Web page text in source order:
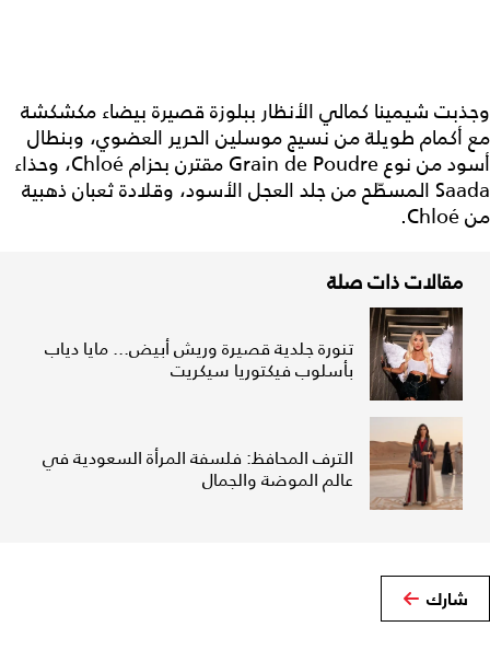
وجذبت شيمينا كمالي الأنظار ببلوزة قصيرة بيضاء مكشكشة
مع أكمام طويلة من نسيج موسلين الحرير العضوي، وبنطال
أسود من نوع Grain de Poudre مقترن بحزام Chloé، وحذاء
Saada المسطّح من جلد العجل الأسود، وقلادة ثعبان ذهبية
من Chloé.
مقالات ذات صلة
تنورة جلدية قصيرة وريش أبيض... مايا دياب
بأسلوب فيكتوريا سيكريت
الترف المحافظ: فلسفة المرأة السعودية في
عالم الموضة والجمال
شارك